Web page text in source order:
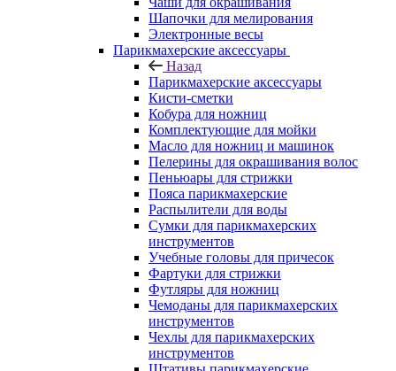
Шапочки для мелирования
Электронные весы
Парикмахерские аксессуары
Назад
Парикмахерские аксессуары
Кисти-сметки
Кобура для ножниц
Комплектующие для мойки
Масло для ножниц и машинок
Пелерины для окрашивания волос
Пеньюары для стрижки
Пояса парикмахерские
Распылители для воды
Сумки для парикмахерских
инструментов
Учебные головы для причесок
Фартуки для стрижки
Футляры для ножниц
Чемоданы для парикмахерских
инструментов
Чехлы для парикмахерских
инструментов